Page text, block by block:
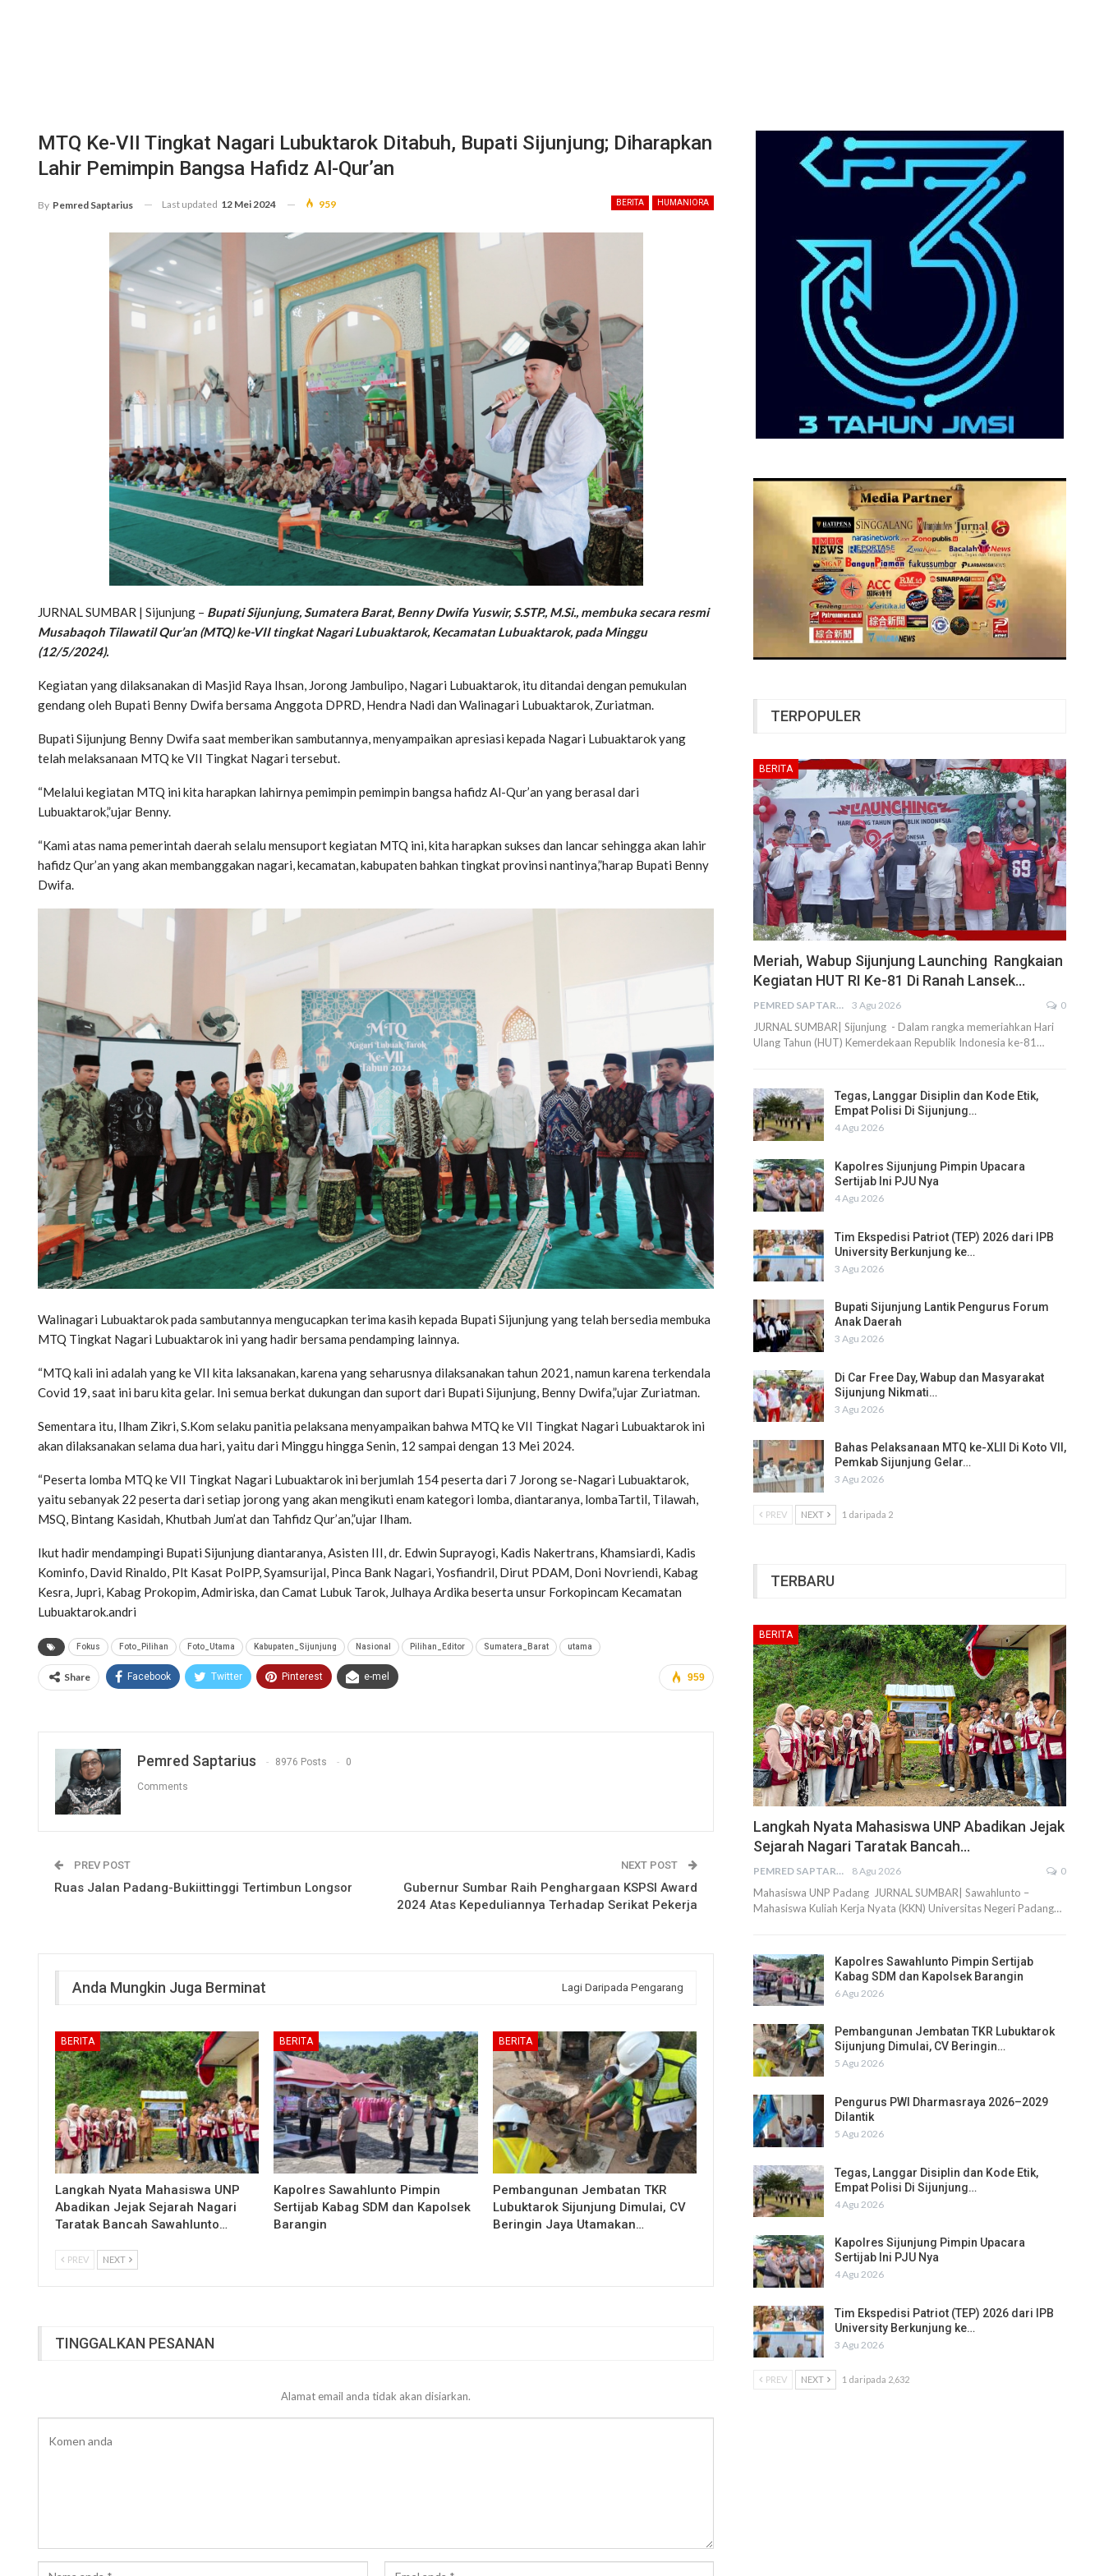
MTQ Ke-VII Tingkat Nagari Lubuktarok Ditabuh, Bupati Sijunjung; Diharapkan
Lahir Pemimpin Bangsa Hafidz Al-Qur’an
BERITA HUMANIORA
By Pemred Saptarius Last updated 12 Mei 2024 959
JURNAL SUMBAR | Sijunjung – Bupati Sijunjung, Sumatera Barat, Benny Dwifa Yuswir, S.STP., M.Si., membuka secara resmi
Musabaqoh Tilawatil Qur’an (MTQ) ke-VII tingkat Nagari Lubuaktarok, Kecamatan Lubuaktarok, pada Minggu
(12/5/2024).
Kegiatan yang dilaksanakan di Masjid Raya Ihsan, Jorong Jambulipo, Nagari Lubuaktarok, itu ditandai dengan pemukulan
gendang oleh Bupati Benny Dwifa bersama Anggota DPRD, Hendra Nadi dan Walinagari Lubuaktarok, Zuriatman.
Bupati Sijunjung Benny Dwifa saat memberikan sambutannya, menyampaikan apresiasi kepada Nagari Lubuaktarok yang
telah melaksanaan MTQ ke VII Tingkat Nagari tersebut.
“Melalui kegiatan MTQ ini kita harapkan lahirnya pemimpin pemimpin bangsa hafidz Al-Qur’an yang berasal dari
Lubuaktarok,”ujar Benny.
“Kami atas nama pemerintah daerah selalu mensuport kegiatan MTQ ini, kita harapkan sukses dan lancar sehingga akan lahir
hafidz Qur’an yang akan membanggakan nagari, kecamatan, kabupaten bahkan tingkat provinsi nantinya,”harap Bupati Benny
Dwifa.
Walinagari Lubuaktarok pada sambutannya mengucapkan terima kasih kepada Bupati Sijunjung yang telah bersedia membuka
MTQ Tingkat Nagari Lubuaktarok ini yang hadir bersama pendamping lainnya.
“MTQ kali ini adalah yang ke VII kita laksanakan, karena yang seharusnya dilaksanakan tahun 2021, namun karena terkendala
Covid 19, saat ini baru kita gelar. Ini semua berkat dukungan dan suport dari Bupati Sijunjung, Benny Dwifa,”ujar Zuriatman.
Sementara itu, Ilham Zikri, S.Kom selaku panitia pelaksana menyampaikan bahwa MTQ ke VII Tingkat Nagari Lubuaktarok ini
akan dilaksanakan selama dua hari, yaitu dari Minggu hingga Senin, 12 sampai dengan 13 Mei 2024.
“Peserta lomba MTQ ke VII Tingkat Nagari Lubuaktarok ini berjumlah 154 peserta dari 7 Jorong se-Nagari Lubuaktarok,
yaitu sebanyak 22 peserta dari setiap jorong yang akan mengikuti enam kategori lomba, diantaranya, lombaTartil, Tilawah,
MSQ, Bintang Kasidah, Khutbah Jum’at dan Tahfidz Qur’an,”ujar Ilham.
Ikut hadir mendampingi Bupati Sijunjung diantaranya, Asisten III, dr. Edwin Suprayogi, Kadis Nakertrans, Khamsiardi, Kadis
Kominfo, David Rinaldo, Plt Kasat PolPP, Syamsurijal, Pinca Bank Nagari, Yosfiandril, Dirut PDAM, Doni Novriendi, Kabag
Kesra, Jupri, Kabag Prokopim, Admiriska, dan Camat Lubuk Tarok, Julhaya Ardika beserta unsur Forkopincam Kecamatan
Lubuaktarok.andri
Fokus Foto_Pilihan Foto_Utama Kabupaten_Sijunjung Nasional Pilihan_Editor Sumatera_Barat utama
959
Share Facebook Twitter Pinterest e-mel
Pemred Saptarius 8976 Posts 0
Comments
PREV POST
Ruas Jalan Padang-Bukiittinggi Tertimbun Longsor
NEXT POST
Gubernur Sumbar Raih Penghargaan KSPSI Award
2024 Atas Kepeduliannya Terhadap Serikat Pekerja
Anda Mungkin Juga Berminat Lagi Daripada Pengarang
BERITA
Langkah Nyata Mahasiswa UNP
Abadikan Jejak Sejarah Nagari
Taratak Bancah Sawahlunto…
BERITA
Kapolres Sawahlunto Pimpin
Sertijab Kabag SDM dan Kapolsek
Barangin
BERITA
Pembangunan Jembatan TKR
Lubuktarok Sijunjung Dimulai, CV
Beringin Jaya Utamakan…
PREV NEXT
TINGGALKAN PESANAN
Alamat email anda tidak akan disiarkan.
TERPOPULER
BERITA
Meriah, Wabup Sijunjung Launching Rangkaian
Kegiatan HUT RI Ke-81 Di Ranah Lansek…
PEMRED SAPTARIUS 3 Agu 2026 0
JURNAL SUMBAR| Sijunjung - Dalam rangka memeriahkan Hari
Ulang Tahun (HUT) Kemerdekaan Republik Indonesia ke-81…
Tegas, Langgar Disiplin dan Kode Etik,
Empat Polisi Di Sijunjung…
4 Agu 2026
Kapolres Sijunjung Pimpin Upacara
Sertijab Ini PJU Nya
4 Agu 2026
Tim Ekspedisi Patriot (TEP) 2026 dari IPB
University Berkunjung ke…
3 Agu 2026
Bupati Sijunjung Lantik Pengurus Forum
Anak Daerah
3 Agu 2026
Di Car Free Day, Wabup dan Masyarakat
Sijunjung Nikmati…
3 Agu 2026
Bahas Pelaksanaan MTQ ke-XLII Di Koto VII,
Pemkab Sijunjung Gelar…
3 Agu 2026
PREV NEXT 1 daripada 2
TERBARU
BERITA
Langkah Nyata Mahasiswa UNP Abadikan Jejak
Sejarah Nagari Taratak Bancah…
PEMRED SAPTARIUS 8 Agu 2026 0
Mahasiswa UNP Padang JURNAL SUMBAR| Sawahlunto –
Mahasiswa Kuliah Kerja Nyata (KKN) Universitas Negeri Padang…
Kapolres Sawahlunto Pimpin Sertijab
Kabag SDM dan Kapolsek Barangin
6 Agu 2026
Pembangunan Jembatan TKR Lubuktarok
Sijunjung Dimulai, CV Beringin…
5 Agu 2026
Pengurus PWI Dharmasraya 2026–2029
Dilantik
5 Agu 2026
Tegas, Langgar Disiplin dan Kode Etik,
Empat Polisi Di Sijunjung…
4 Agu 2026
Kapolres Sijunjung Pimpin Upacara
Sertijab Ini PJU Nya
4 Agu 2026
Tim Ekspedisi Patriot (TEP) 2026 dari IPB
University Berkunjung ke…
3 Agu 2026
PREV NEXT 1 daripada 2,632